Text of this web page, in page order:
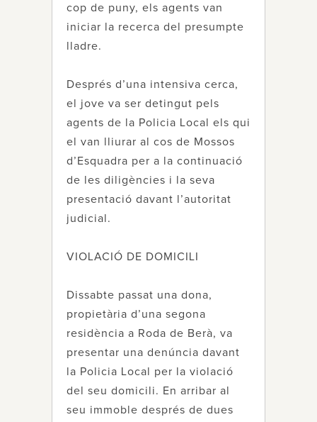
cop de puny, els agents van
iniciar la recerca del presumpte
lladre.
Després d’una intensiva cerca,
el jove va ser detingut pels
agents de la Policia Local els qui
el van lliurar al cos de Mossos
d’Esquadra per a la continuació
de les diligències i la seva
presentació davant l’autoritat
judicial.
VIOLACIÓ DE DOMICILI
Dissabte passat una dona,
propietària d’una segona
residència a Roda de Berà, va
presentar una denúncia davant
la Policia Local per la violació
del seu domicili. En arribar al
seu immoble després de dues